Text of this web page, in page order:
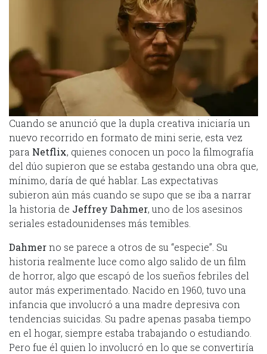
Cuando se anunció que la dupla creativa iniciaría un
nuevo recorrido en formato de mini serie, esta vez
para Netflix, quienes conocen un poco la filmografía
del dúo supieron que se estaba gestando una obra que,
mínimo, daría de qué hablar. Las expectativas
subieron aún más cuando se supo que se iba a narrar
la historia de Jeffrey Dahmer, uno de los asesinos
seriales estadounidenses más temibles.
Dahmerno se parece a otros de su “especie”. Su
historia realmente luce como algo salido de un film
de horror, algo que escapó de los sueños febriles del
autor más experimentado. Nacido en 1960, tuvo una
infancia que involucró a una madre depresiva con
tendencias suicidas. Su padre apenas pasaba tiempo
en el hogar, siempre estaba trabajando o estudiando.
Pero fue él quien lo involucró en lo que se convertiría